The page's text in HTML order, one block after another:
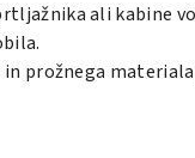
ali kabine
prožnega